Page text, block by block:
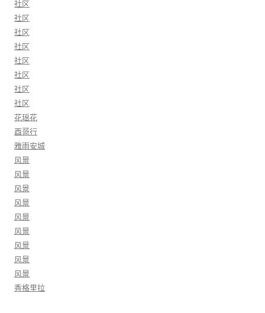
社区
社区
社区
社区
社区
社区
社区
社区
花瑶花
酉哥行
雅雨安城
风景
风景
风景
风景
风景
风景
风景
风景
风景
香格里拉